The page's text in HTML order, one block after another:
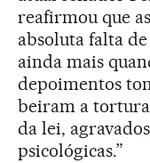
reafirmou que
absoluta falta
ainda mais
depoimentos
beiram a
da lei,
psicológicas.”